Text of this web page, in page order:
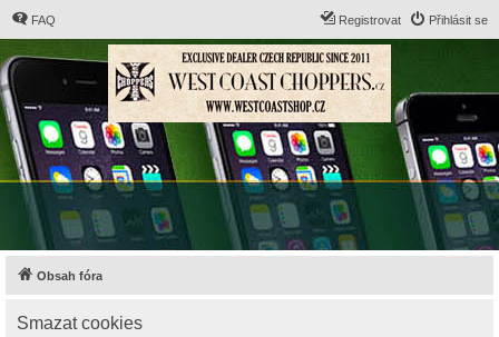
FAQ Přihlásit se
Registrovat
Obsah fóra
Smazat cookies